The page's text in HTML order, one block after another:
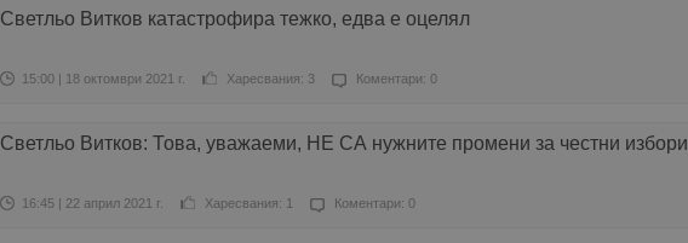
Светльо Витков катастрофира тежко, едва е оцелял
15:00 | 18 октомври 2021 г. Харесвания: 3 Коментари: 0
Светльо Витков: Това, уважаеми, НЕ СА нужните промени за честни избори
16:45 | 22 април 2021 г. Харесвания: 1 Коментари: 0